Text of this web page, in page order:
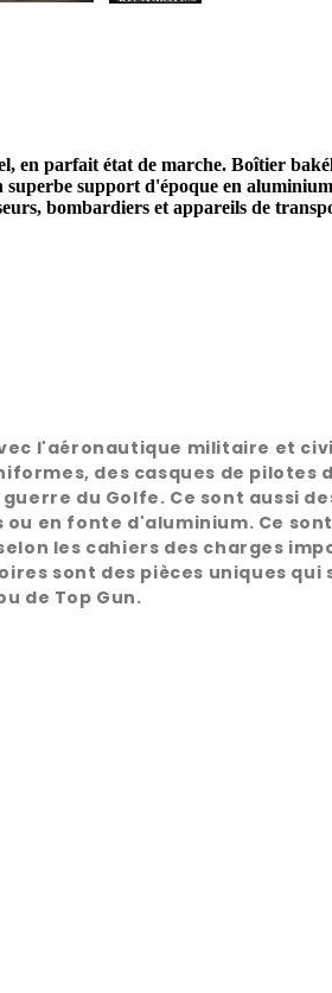
parfait état de marche. Boîtier
support d'époque en
bombardiers et appareils de
l'aéronautique militaire et
des casques de pilotes
du Golfe. Ce sont aussi
en fonte d'aluminium. Ce
cahiers des charges
sont des pièces uniques
de Top Gun.